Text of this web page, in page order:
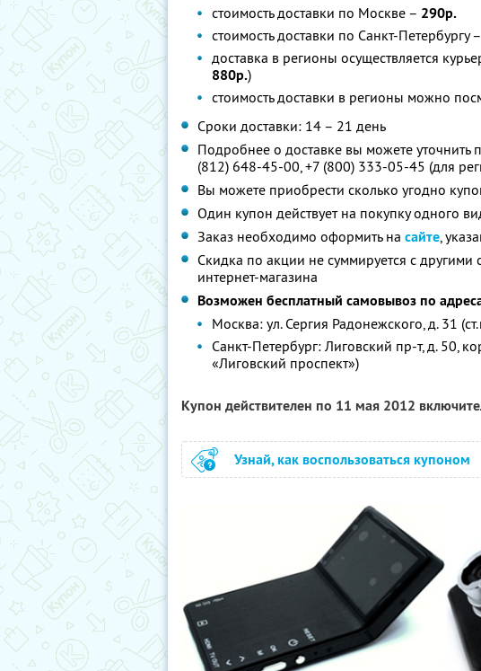
стоимость доставки по Москве – 290р.
стоимость доставки по Санкт-Петербургу –
доставка в регионы осуществляется
880р.)
стоимость доставки в регионы можно
Сроки доставки: 14 – 21 день
Подробнее о доставке вы можете
(812) 648-45-00, +7 (800) 333-05-45 (для
Вы можете приобрести сколько угодно
Один купон действует на покупку одного
Заказ необходимо оформить на сайте,
Скидка по акции не суммируется с
интернет-магазина
Возможен бесплатный самовывоз по
Москва: ул. Сергия Радонежского, д. 31
Санкт-Петербург: Лиговский пр-т, д. 50,
«Лиговский проспект»)
Купон действителен по 11 мая 2012
Узнай, как воспользоваться купоном